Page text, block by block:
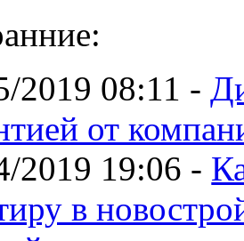
2019 08:11 -
от
2019 19:06 -
в